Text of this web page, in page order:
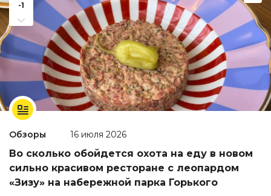
-1
Обзоры 16 июля 2026
Во сколько обойдется охота на еду в новом
сильно красивом ресторане с леопардом
«Зизу» на набережной парка Горького